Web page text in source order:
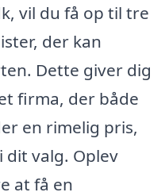
vil du få op til tre
der kan
Dette giver dig
firma, der både
en rimelig pris,
dit valg. Oplev
at få en